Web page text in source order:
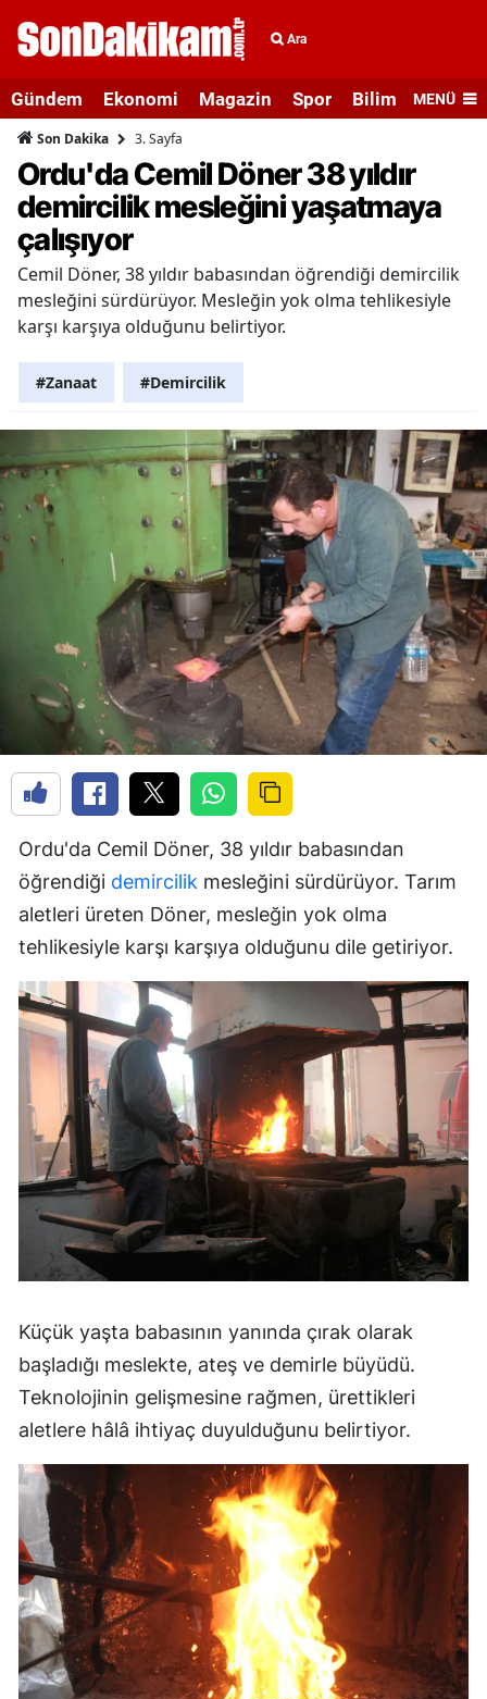
Ara
Gündem Ekonomi Magazin Spor Bilim veMENÜ
Son Dakika 3. Sayfa
Ordu'da Cemil Döner 38 yıldır
demircilik mesleğini yaşatmaya
çalışıyor
Cemil Döner, 38 yıldır babasından öğrendiği demircilik
mesleğini sürdürüyor. Mesleğin yok olma tehlikesiyle
karşı karşıya olduğunu belirtiyor.
#Zanaat #Demircilik
Ordu'da Cemil Döner, 38 yıldır babasından
öğrendiği demircilik mesleğini sürdürüyor. Tarım
aletleri üreten Döner, mesleğin yok olma
tehlikesiyle karşı karşıya olduğunu dile getiriyor.
Küçük yaşta babasının yanında çırak olarak
başladığı meslekte, ateş ve demirle büyüdü.
Teknolojinin gelişmesine rağmen, ürettikleri
aletlere hâlâ ihtiyaç duyulduğunu belirtiyor.